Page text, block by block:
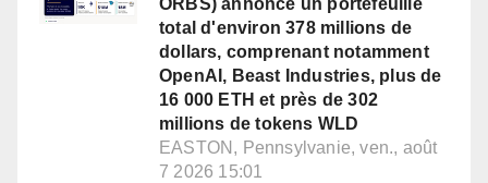
ORBS) annonce un portefeuille
total d'environ 378 millions de
dollars, comprenant notamment
OpenAI, Beast Industries, plus de
16 000 ETH et près de 302
millions de tokens WLD
EASTON, Pennsylvanie, ven., août
7 2026 15:01